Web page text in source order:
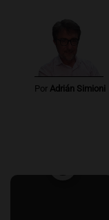
Por Adrián Simioni